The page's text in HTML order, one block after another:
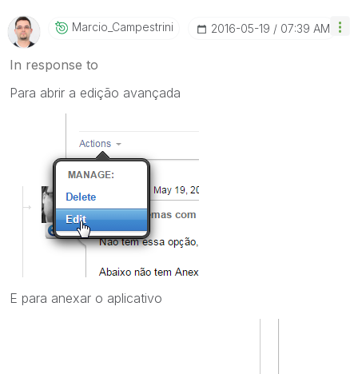
Marcio_CampestrIni ‎2016-05-19 07:39 AM
In response to
Para abrir a edição avançada
E para anexar o aplicativo